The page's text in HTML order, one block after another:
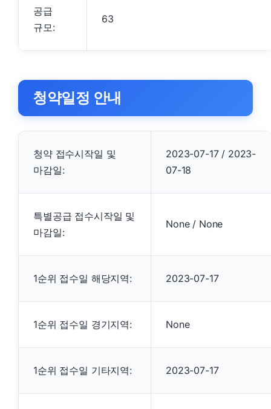
공급
규모:
63
청약일정 안내
청약 접수시작일 및
마감일:
2023-07-17 / 2023-
07-18
특별공급 접수시작일 및
마감일:
None / None
1순위 접수일 해당지역: 2023-07-17
1순위 접수일 경기지역: None
1순위 접수일 기타지역: 2023-07-17